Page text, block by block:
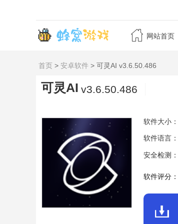
 网站首页
首页 > 安卓软件 > 可灵AI v3.6.50.486
可灵AI v3.6.50.486
软件大小：
软件语言：
安全检测：
软件评分：